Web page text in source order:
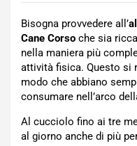
Bisogna provvedere all’
Cane Corso che sia
nella maniera più
attività fisica. Questo si
modo che abbiano
consumare nell’arco
Al cucciolo fino ai tre
al giorno anche di più